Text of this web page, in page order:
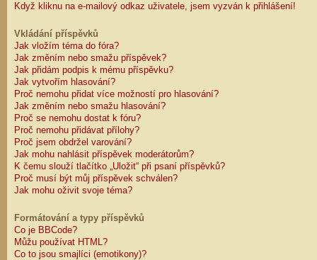
Když kliknu na e-mailový odkaz uživatele, jsem vyzván k přihlášení!
Vkládání příspěvků
Jak vložím téma do fóra?
Jak změním nebo smažu příspěvek?
Jak přidám podpis k mému příspěvku?
Jak vytvořím hlasování?
Proč nemohu přidat více možností pro hlasování?
Jak změním nebo smažu hlasování?
Proč se nemohu dostat k fóru?
Proč nemohu přidávat přílohy?
Proč jsem obdržel varování?
Jak mohu nahlásit příspěvek moderátorům?
K čemu slouží tlačítko „Uložit“ při psaní příspěvků?
Proč musí být můj příspěvek schválen?
Jak mohu oživit svoje téma?
Formátování a typy příspěvků
Co je BBCode?
Můžu používat HTML?
Co to jsou smajlíci (emotikony)?